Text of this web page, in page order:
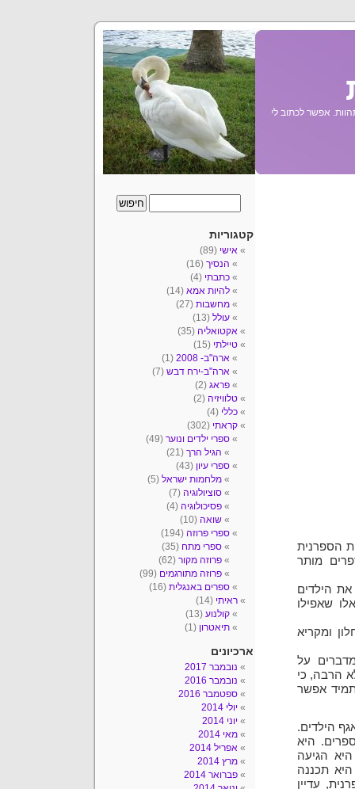
אפשר לכתוב לי
הספרנית
מותר
הילדים
שאפילו
ומקריא
על
הרבה, כי
אפשר
הילדים.
היא
הגיעה
תכננה
עדיין
קטגוריות
אישי (89)
הנסיך (16)
כתבתי (4)
להיות אמא (14)
מחשבות (27)
עולל (13)
אקטואליה (35)
טיילתי (15)
ארה"ב- 2008
(1)
ארה"ב-ירח דבש (7)
פראג (2)
טלוויזיה (2)
כללי (4)
קראתי (302)
ספרי ילדים ונוער (49)
הגיל הרך (21)
ספרי עיון (43)
מלחמות ישראל (5)
סוציולוגיה (7)
פסיכולוגיה (4)
שואה (10)
ספרי פרוזה (194)
ספרי מתח (35)
פרוזה מקור (62)
פרוזה מתורגמים (99)
ספרים באנגלית (16)
ראיתי (14)
קולנוע (13)
תיאטרון (1)
ארכיונים
נובמבר 2017
נובמבר 2016
ספטמבר 2016
יולי 2014
יוני 2014
מאי 2014
אפריל 2014
מרץ 2014
פברואר 2014